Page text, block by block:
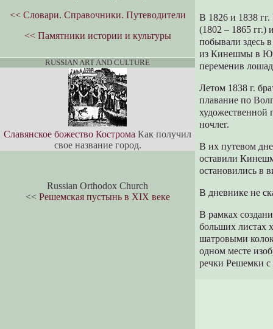
В 1826 и 1838
(1802 – 1865
побывали здесь
из Кинешмы в
переменив
Летом 1838 г.
плавание по
художественной
ночлег.
В их путевом
оставили
остановились в
В дневнике не
В рамках
больших листах
шатровыми
одном месте
речки Решемки с
<< Словари. Справочники. Путеводители
<< Памятники истории и культуры
RUSSIAN ART AND CULTURE
Славянское божество Кострома Как получил
свое название город.
Russian Orthodox Church
<< Решемская пустынь в XIX веке